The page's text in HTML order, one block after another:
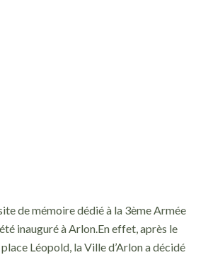
de mémoire dédié à la 3ème Armée
inauguré à Arlon.En effet, après le
Léopold, la Ville d’Arlon a décidé